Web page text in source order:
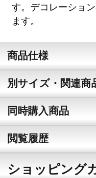
す。デコレーショ
ます。
商品仕様
別サイズ・関連商
同時購入商品
閲覧履歴
ショッピング